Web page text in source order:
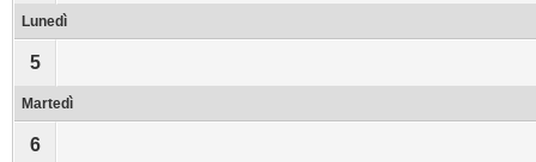
Lunedì
5
Martedì
6